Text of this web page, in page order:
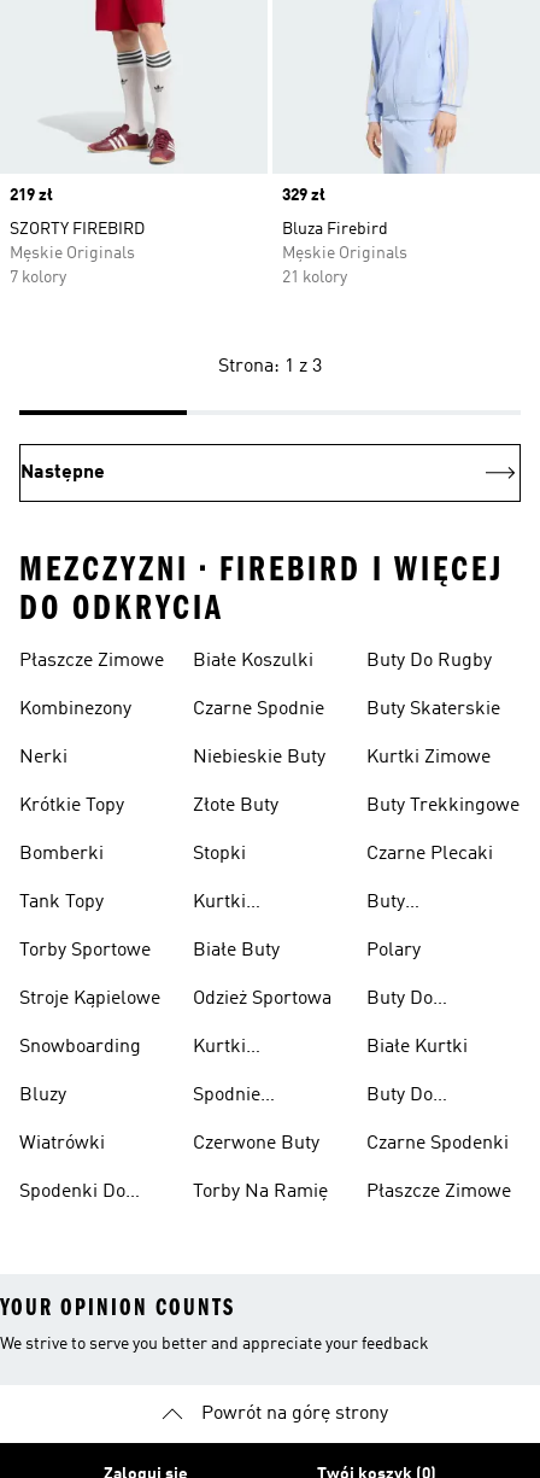
Price
219 zł
SZORTY FIREBIRD
Męskie Originals
7 kolory
Price
329 zł
Bluza Firebird
Męskie Originals
21 kolory
Strona: 1 z 3
Następne
MEZCZYZNI • FIREBIRD I WIĘCEJ
DO ODKRYCIA
Płaszcze Zimowe
Kombinezony
Nerki
Krótkie Topy
Bomberki
Tank Topy
Torby Sportowe
Stroje Kąpielowe
Snowboarding
Bluzy
Wiatrówki
Spodenki Do
Białe Koszulki
Czarne Spodnie
Niebieskie Buty
Złote Buty
Stopki
Kurtki
Białe Buty
Odzież Sportowa
Kurtki
Spodnie
Czerwone Buty
Torby Na Ramię
Buty Do Rugby
Buty Skaterskie
Kurtki Zimowe
Buty Trekkingowe
Czarne Plecaki
Buty
Polary
Buty Do
Ciężarów
Białe Kurtki
Buty Do
Czarne Spodenki
Płaszcze Zimowe
YOUR OPINION COUNTS
We strive to serve you better and appreciate your feedback
Powrót na górę strony
Zaloguj się Twój koszyk (0)